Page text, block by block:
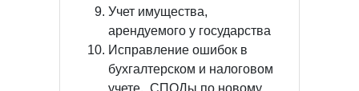
Учет имущества,
арендуемого у государства
Исправление ошибок в
бухгалтерском и налоговом
учете, СПОДы по новому